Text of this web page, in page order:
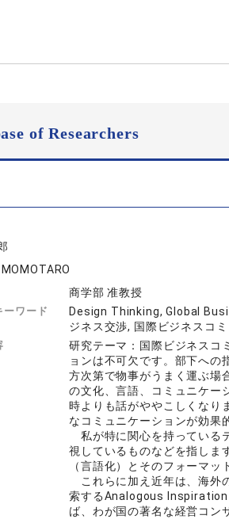
of Researchers
商学部 准教授
ーワード
Design Thinking, Global
ジネス交渉, 国際ビジネスコ
研究テーマ：国際ビジネスコ
ョンは不可欠です。部下への
方次第で物事がうまく運ぶ場
の文化、言語、コミュニケー
時よりも話がややこしくなり
なコミュニケーションが効果
私が特に関心を持っている
視しているものなどを指しま
（言語化）とそのフォーマッ
これらに加え近年は、海外
索するAnalogous Inspiration
ば、わが国の著名な経営コン